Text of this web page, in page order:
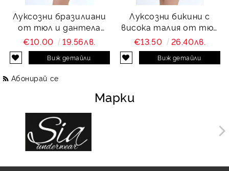
Луксозни бразилиани
от тюл и дантела
Charity
€10.00 19.56лв.
Виж детайли
Луксозни бикини с
висока талия от тюл
и дантела Charity
€13.50 26.40лв.
Виж детайли
Абонирай се
Марки